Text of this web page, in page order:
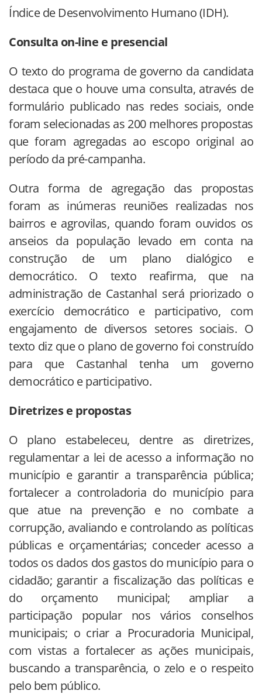
Índice de Desenvolvimento Humano (IDH).
Consulta on-line e presencial
O texto do programa de governo da candidata
destaca que o houve uma consulta, através de
formulário publicado nas redes sociais, onde
foram selecionadas as 200 melhores propostas
que foram agregadas ao escopo original ao
período da pré-campanha.
Outra forma de agregação das propostas
foram as inúmeras reuniões realizadas nos
bairros e agrovilas, quando foram ouvidos os
anseios da população levado em conta na
construção de um plano dialógico e
democrático. O texto reafirma, que na
administração de Castanhal será priorizado o
exercício democrático e participativo, com
engajamento de diversos setores sociais. O
texto diz que o plano de governo foi construído
para que Castanhal tenha um governo
democrático e participativo.
Diretrizes e propostas
O plano estabeleceu, dentre as diretrizes,
regulamentar a lei de acesso a informação no
município e garantir a transparência pública;
fortalecer a controladoria do município para
que atue na prevenção e no combate a
corrupção, avaliando e controlando as políticas
públicas e orçamentárias; conceder acesso a
todos os dados dos gastos do município para o
cidadão; garantir a fiscalização das políticas e
do orçamento municipal; ampliar a
participação popular nos vários conselhos
municipais; o criar a Procuradoria Municipal,
com vistas a fortalecer as ações municipais,
buscando a transparência, o zelo e o respeito
pelo bem público.